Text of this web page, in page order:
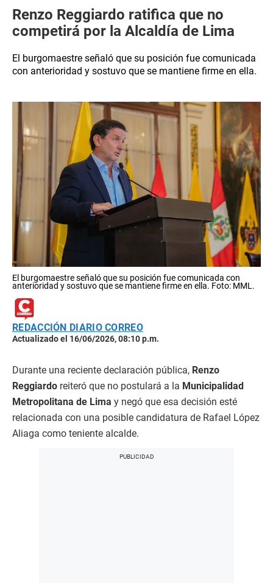
Renzo Reggiardo ratifica que no
competirá por la Alcaldía de Lima
El burgomaestre señaló que su posición fue comunicada
con anterioridad y sostuvo que se mantiene firme en ella.
El burgomaestre señaló que su posición fue comunicada con
anterioridad y sostuvo que se mantiene firme en ella. Foto: MML.
REDACCIÓN DIARIO CORREO
Actualizado el 16/06/2026, 08:10 p.m.
Durante una reciente declaración pública, Renzo
Reggiardo reiteró que no postulará a la Municipalidad
Metropolitana de Lima y negó que esa decisión esté
relacionada con una posible candidatura de Rafael López
Aliaga como teniente alcalde.